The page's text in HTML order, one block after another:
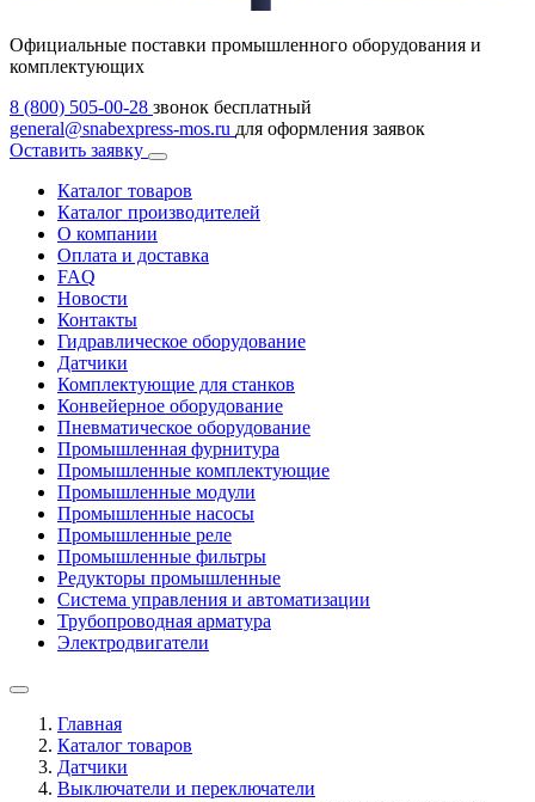
Официальные поставки промышленного оборудования и
комплектующих
8 (800) 505-00-28 звонок бесплатный
general@snabexpress-mos.ru для оформления заявок
Оставить заявку
Каталог товаров
Каталог производителей
О компании
Оплата и доставка
FAQ
Новости
Контакты
Гидравлическое оборудование
Датчики
Комплектующие для станков
Конвейерное оборудование
Пневматическое оборудование
Промышленная фурнитура
Промышленные комплектующие
Промышленные модули
Промышленные насосы
Промышленные реле
Промышленные фильтры
Редукторы промышленные
Система управления и автоматизации
Трубопроводная арматура
Электродвигатели
Главная
Каталог товаров
Датчики
Выключатели и переключатели